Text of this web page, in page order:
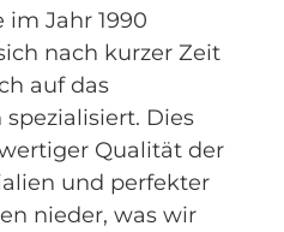
im Jahr 1990
nach kurzer Zeit
auf das
Dies
Qualität der
und perfekter
nieder, was wir